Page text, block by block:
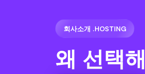
회사소개 .HOSTING
왜 선택